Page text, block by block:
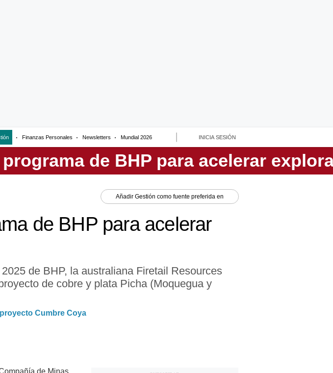
Finanzas Personales Newsletters Mundial 2026 INICIA SESIÓN
Añadir Gestión como fuente preferida en
de BHP para acelerar
de BHP, la australiana Firetail Resources
de cobre y plata Picha (Moquegua y
Cumbre Coya